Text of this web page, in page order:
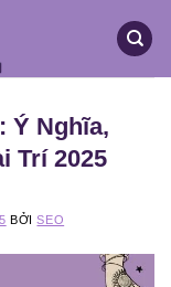
Ý Nghĩa,
Trí 2025
BỞISEO